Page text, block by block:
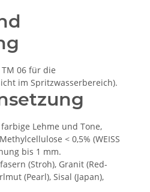
06 für die
im Spritzwasserbereich).
Lehme und Tone,
< 0,5% (WEISS
bis 1 mm.
(Stroh), Granit (Red-
(Pearl), Sisal (Japan),